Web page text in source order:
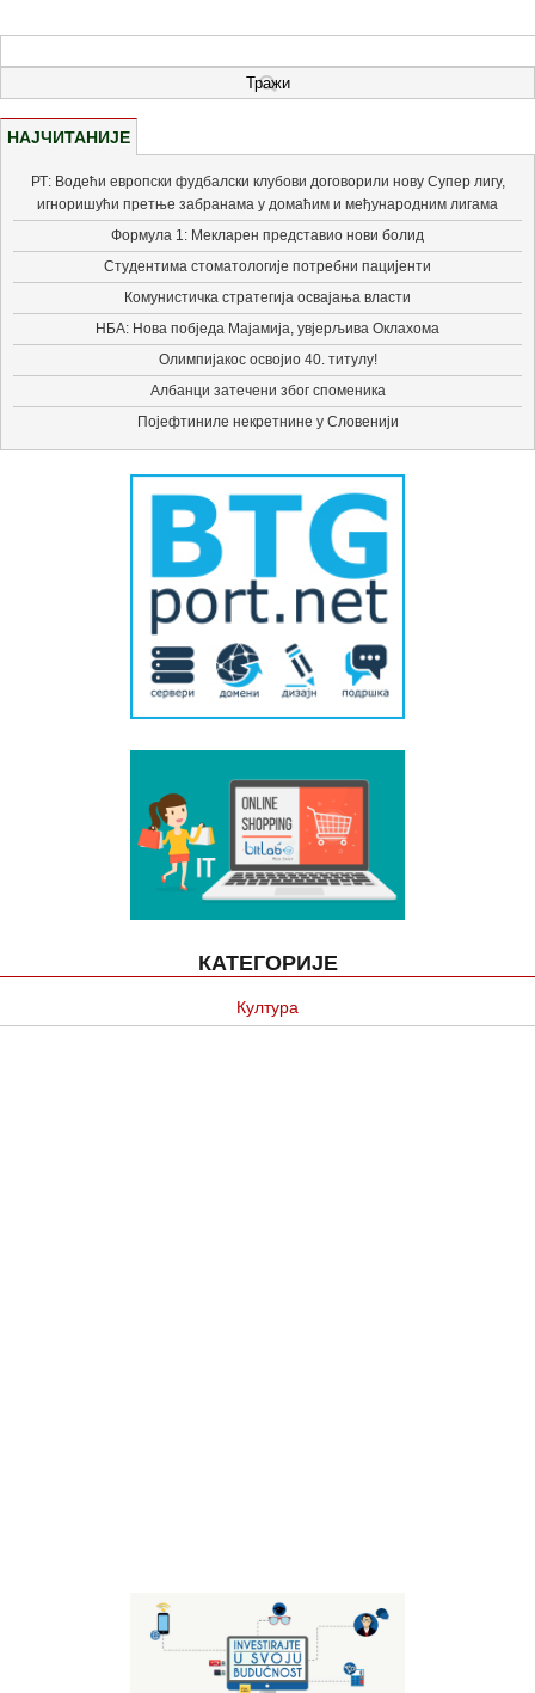
НАЈЧИТАНИЈЕ
РТ: Водећи европски фудбалски клубови договорили нову Супер лигу,
игноришући претње забранама у домаћим и међународним лигама
Формула 1: Мекларен представио нови болид
Студентима стоматологије потребни пацијенти
Комунистичка стратегија освајања власти
НБА: Нова побједа Мајамија, увјерљива Оклахома
Олимпијакос освојио 40. титулу!
Албанци затечени због споменика
Појефтиниле некретнине у Словенији
КАТЕГОРИЈЕ
Култура